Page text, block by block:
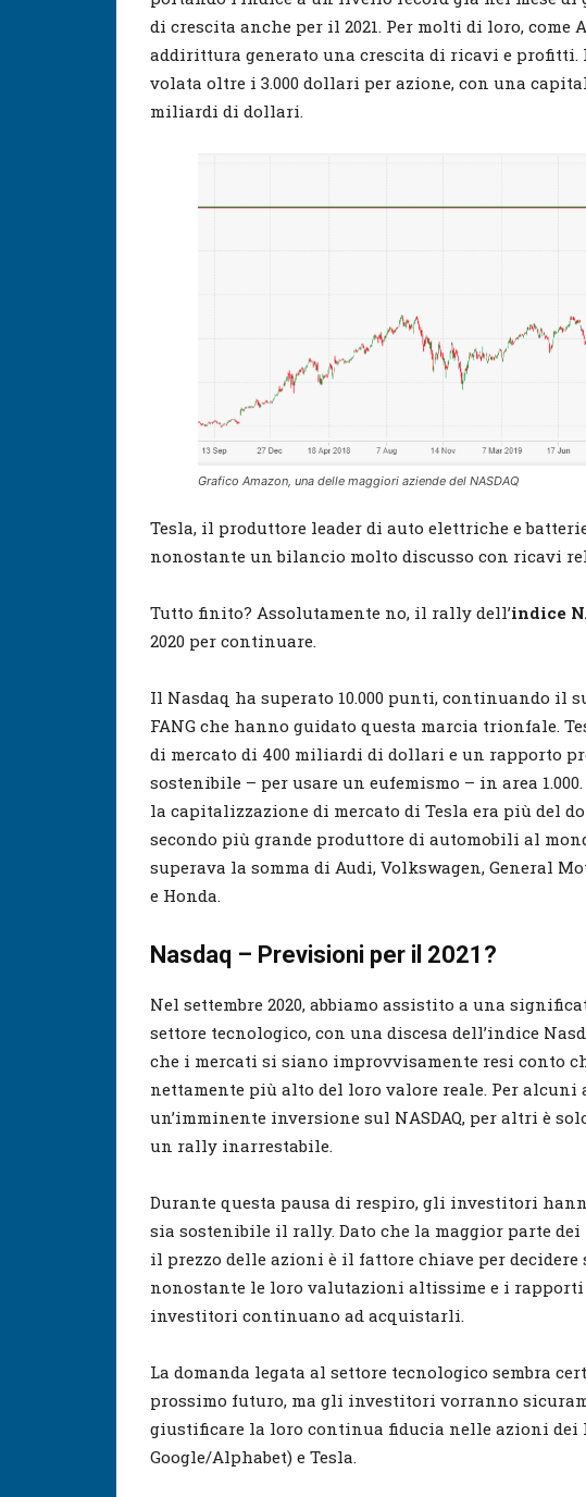
di crescita anche per il 2021. Per molti di loro, come
addirittura generato una crescita di ricavi e profitti.
volata oltre i 3.000 dollari per azione, con una
miliardi di dollari.
Grafico Amazon, una delle maggiori aziende del NASDAQ
Tesla, il produttore leader di auto elettriche e
nonostante un bilancio molto discusso con ricavi
Tutto finito? Assolutamente no, il rally dell’indice
2020 per continuare.
Il Nasdaq ha superato 10.000 punti, continuando il
FANG che hanno guidato questa marcia trionfale.
di mercato di 400 miliardi di dollari e un rapporto
sostenibile – per usare un eufemismo – in area
la capitalizzazione di mercato di Tesla era più del
secondo più grande produttore di automobili al
superava la somma di Audi, Volkswagen, General
e Honda.
Nasdaq – Previsioni per il 2021?
Nel settembre 2020, abbiamo assistito a una
settore tecnologico, con una discesa dell’indice
che i mercati si siano improvvisamente resi conto
nettamente più alto del loro valore reale. Per
un’imminente inversione sul NASDAQ, per altri è
un rally inarrestabile.
Durante questa pausa di respiro, gli investitori
sia sostenibile il rally. Dato che la maggior parte
il prezzo delle azioni è il fattore chiave per
nonostante le loro valutazioni altissime e i
investitori continuano ad acquistarli.
La domanda legata al settore tecnologico sembra
prossimo futuro, ma gli investitori vorranno
giustificare la loro continua fiducia nelle azioni dei
Google/Alphabet) e Tesla.